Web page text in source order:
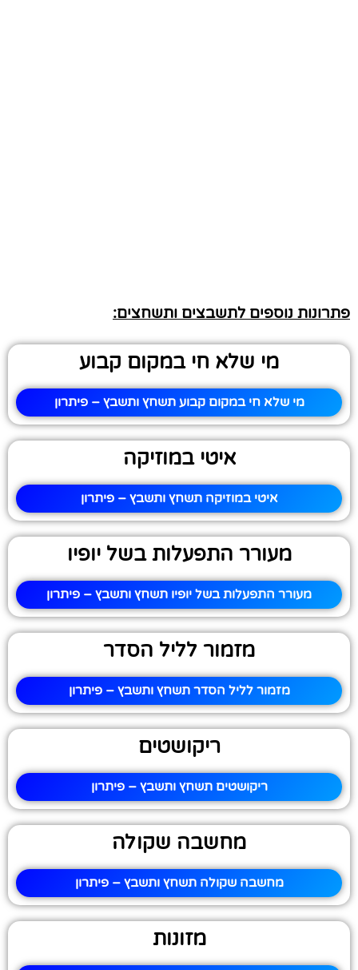
פתרונות נוספים לתשבצים ותשחצים:
מי שלא חי במקום קבוע
מי שלא חי במקום קבוע תשחץ ותשבץ – פיתרון
איטי במוזיקה
איטי במוזיקה תשחץ ותשבץ – פיתרון
מעורר התפעלות בשל יופיו
מעורר התפעלות בשל יופיו תשחץ ותשבץ – פיתרון
מזמור לליל הסדר
מזמור לליל הסדר תשחץ ותשבץ – פיתרון
ריקושטים
ריקושטים תשחץ ותשבץ – פיתרון
מחשבה שקולה
מחשבה שקולה תשחץ ותשבץ – פיתרון
מזונות